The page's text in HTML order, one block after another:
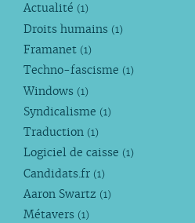
Actualité (1)
Droits humains (1)
Framanet (1)
Techno-fascisme (1)
Windows (1)
Syndicalisme (1)
Traduction (1)
Logiciel de caisse (1)
Candidats.fr (1)
Aaron Swartz (1)
Métavers (1)